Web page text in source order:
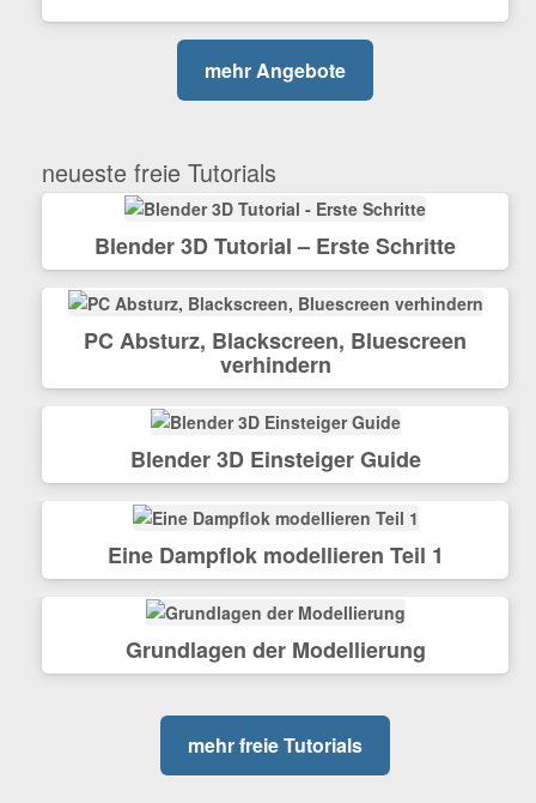
mehr Angebote
neueste freie Tutorials
Blender 3D Tutorial – Erste Schritte
PC Absturz, Blackscreen, Bluescreen
verhindern
Blender 3D Einsteiger Guide
Eine Dampflok modellieren Teil 1
Grundlagen der Modellierung
mehr freie Tutorials